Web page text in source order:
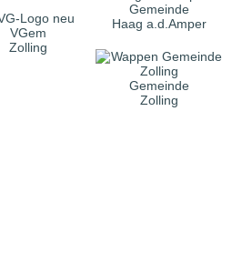
VGem
Zolling
Gemeinde
Haag a.d.Amper
Gemeinde
Zolling